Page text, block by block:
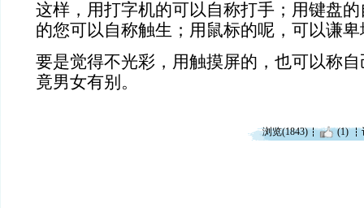
这样，用打字机的可以自称打手；用键盘
的您可以自称触生；用鼠标的呢，可以谦
要是觉得不光彩，用触摸屏的，也可以称
竟男女有别。
浏览(1843) (1)